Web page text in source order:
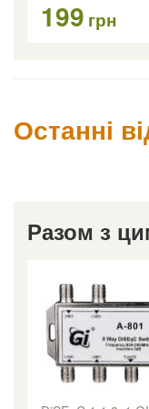
199 грн
Останні
Разом з